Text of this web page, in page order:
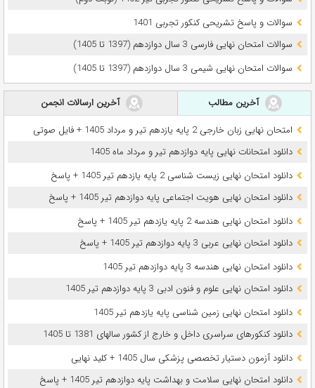
سوالات و پاسخ تشریحی کنکور تجربی 1401
سوالات امتحان نهایی فارسی 3 سال دوازدهم (1397 تا 1405)
سوالات امتحان نهایی شیمی 3 سال دوازدهم (1397 تا 1405)
آخرین مطالب
آخرین ارسالات انجمن
امتحان نهایی زبان خارجی 2 پایه یازدهم تیر و مرداد 1405 + فایل صوتی
دانلود امتحانات نهایی پایه دوازدهم تیر و مرداد ماه 1405
دانلود امتحان نهایی زیست شناسی 2 پایه یازدهم تیر 1405 + پاسخ
دانلود امتحان نهایی هویت اجتماعی پایه دوازدهم تیر 1405 + پاسخ
دانلود امتحان نهایی هندسه 2 پایه یازدهم تیر 1405 + پاسخ
دانلود امتحان نهایی عربی 3 پایه دوازدهم تیر 1405 + پاسخ
دانلود امتحان نهایی هندسه 3 پایه دوازدهم تیر 1405
دانلود امتحان نهایی علوم و فنون ادبی 3 پایه دوازدهم تیر 1405
دانلود امتحان نهایی زمین شناسی پایه یازدهم تیر 1405
دانلود کنکورهای سراسری داخل و خارج از کشور سالهای 1381 تا 1405
دانلود آزمون دستیار تخصصی پزشکی سال 1405 + کلید نهایی
دانلود امتحان نهایی سلامت و بهداشت پایه دوازدهم تیر 1405 + پاسخ